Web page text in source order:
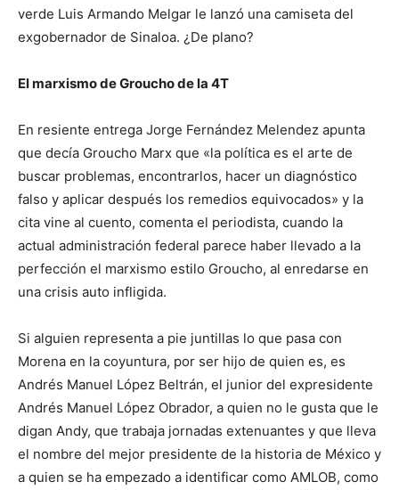
verde Luis Armando Melgar le lanzó una camiseta del
exgobernador de Sinaloa. ¿De plano?
El marxismo de Groucho de la 4T
En resiente entrega Jorge Fernández Melendez apunta
que decía Groucho Marx que «la política es el arte de
buscar problemas, encontrarlos, hacer un diagnóstico
falso y aplicar después los remedios equivocados» y la
cita vine al cuento, comenta el periodista, cuando la
actual administración federal parece haber llevado a la
perfección el marxismo estilo Groucho, al enredarse en
una crisis auto infligida.
Si alguien representa a pie juntillas lo que pasa con
Morena en la coyuntura, por ser hijo de quien es, es
Andrés Manuel López Beltrán, el junior del expresidente
Andrés Manuel López Obrador, a quien no le gusta que le
digan Andy, que trabaja jornadas extenuantes y que lleva
el nombre del mejor presidente de la historia de México y
a quien se ha empezado a identificar como AMLOB, como